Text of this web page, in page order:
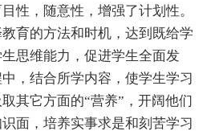
性，随意性，增强了计划性。
育的方法和时机，达到既给学
思维能力，促进学生全面发
，结合所学内容，使学生学习
其它方面的“营养”，开阔他们
面，培养实事求是和刻苦学习